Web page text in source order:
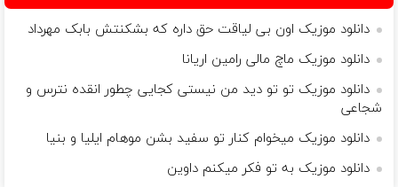
دانلود موزیک اون بی لیاقت حق داره که بشکنتش بابک مهرداد
دانلود موزیک ماچ مالی رامین اریانا
دانلود موزیک تو تو دید من نیستی کجایی چطور انقده نترس و
شجاعی
دانلود موزیک میخوام کنار تو سفید بشن موهام ایلیا و بنیا
دانلود موزیک به تو فکر میکنم داوین